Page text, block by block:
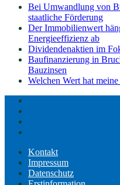
Bei Umwandlung von
staatliche Förderung
Der Immobilienwert
Energieeffizienz ab
Dividendenaktien im
Baufinanzierung in
Bauzinsen
Welchen Wert hat
Kontakt
Impressum
Datenschutz